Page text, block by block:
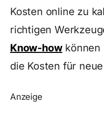
Kosten online zu
richtigen
Know-howkönnen
die Kosten für
Anzeige